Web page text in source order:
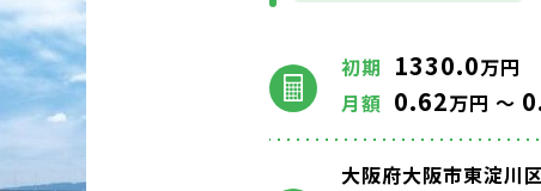
初期 1330.0万円
月額 0.62万円 ～
大阪府大阪市東淀川